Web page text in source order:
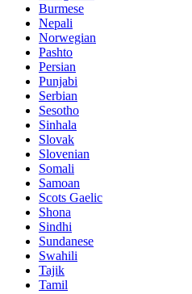
Burmese
Nepali
Norwegian
Pashto
Persian
Punjabi
Serbian
Sesotho
Sinhala
Slovak
Slovenian
Somali
Samoan
Scots Gaelic
Shona
Sindhi
Sundanese
Swahili
Tajik
Tamil